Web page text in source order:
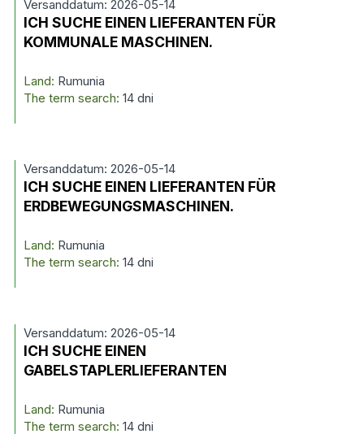
Versanddatum: 2026-05-14
ICH SUCHE EINEN LIEFERANTEN FÜR
KOMMUNALE MASCHINEN.
Land: Rumunia
The term search: 14 dni
Versanddatum: 2026-05-14
ICH SUCHE EINEN LIEFERANTEN FÜR
ERDBEWEGUNGSMASCHINEN.
Land: Rumunia
The term search: 14 dni
Versanddatum: 2026-05-14
ICH SUCHE EINEN
GABELSTAPLERLIEFERANTEN
Land: Rumunia
The term search: 14 dni